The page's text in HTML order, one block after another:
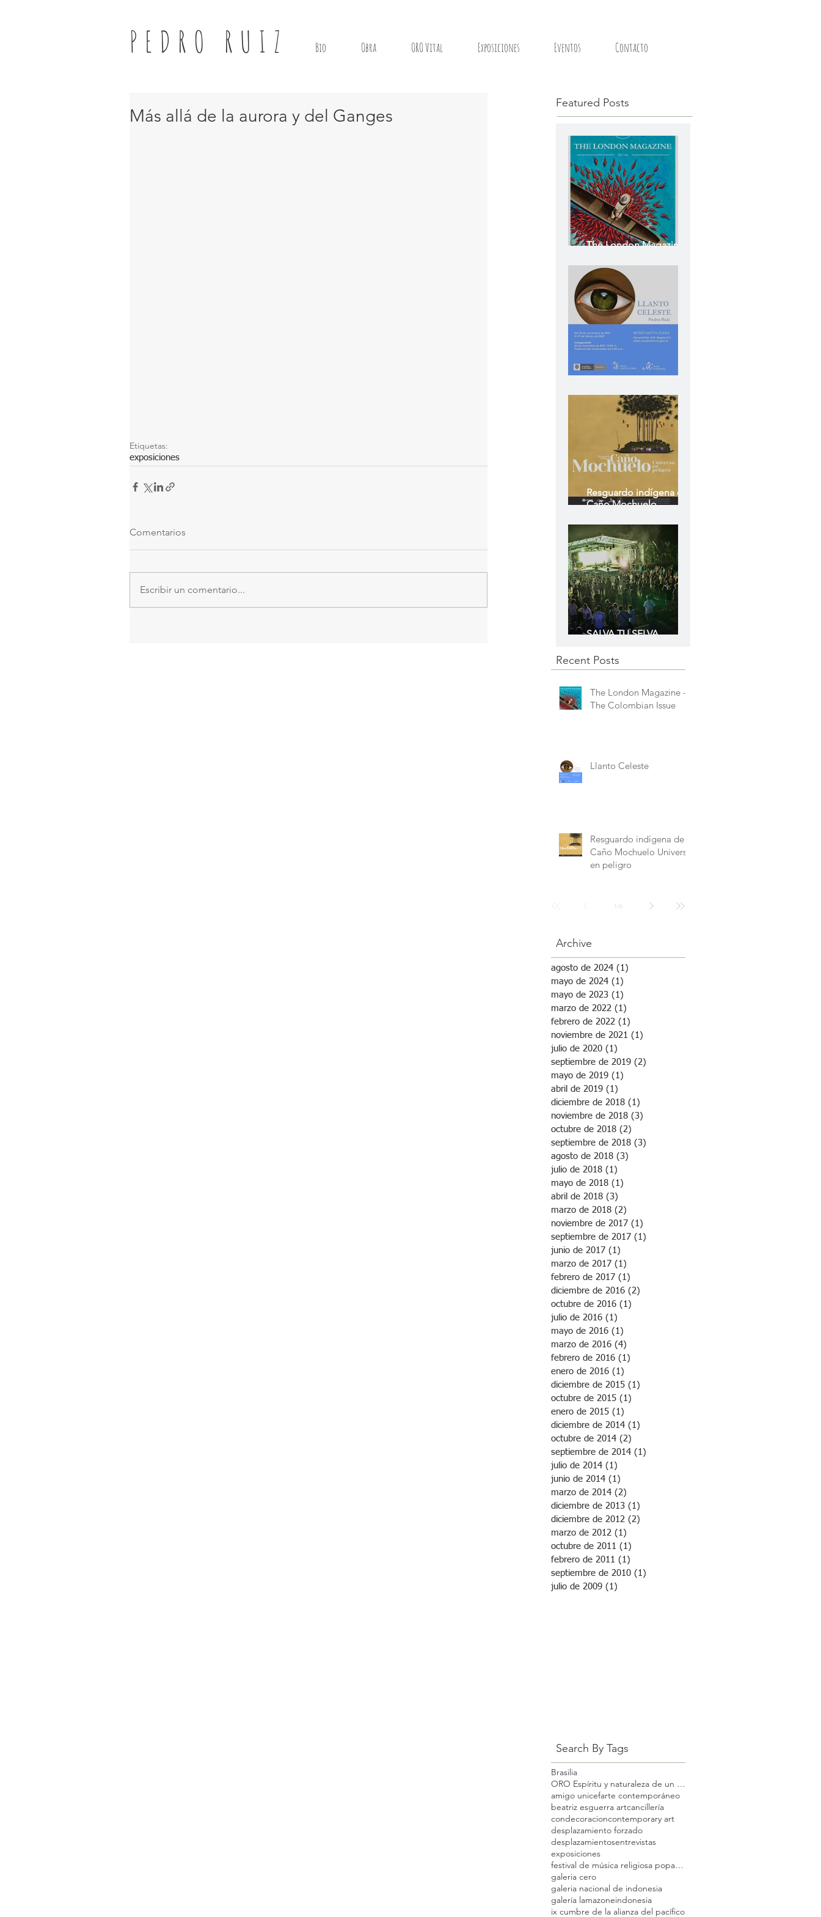
PEDRO RUIZ Bio Obra ORO Vital Exposiciones Eventos Contacto
Más allá de la aurora y del Ganges
Etiquetas:
exposiciones
Comentarios
Escribir un comentario...
Featured Posts
The London Magazine -
Resguardo indígena de
Caño Mochuelo
SALVA TU SELVA
Recent Posts
The London Magazine -
The Colombian Issue
Llanto Celeste
Resguardo indígena de
Caño Mochuelo Universo
en peligro
1 /6
Archive
agosto de 2024 (1)
mayo de 2024 (1)
mayo de 2023 (1)
marzo de 2022 (1)
febrero de 2022 (1)
noviembre de 2021 (1)
julio de 2020 (1)
septiembre de 2019 (2)
mayo de 2019 (1)
abril de 2019 (1)
diciembre de 2018 (1)
noviembre de 2018 (3)
octubre de 2018 (2)
septiembre de 2018 (3)
agosto de 2018 (3)
julio de 2018 (1)
mayo de 2018 (1)
abril de 2018 (3)
marzo de 2018 (2)
noviembre de 2017 (1)
septiembre de 2017 (1)
junio de 2017 (1)
marzo de 2017 (1)
febrero de 2017 (1)
diciembre de 2016 (2)
octubre de 2016 (1)
julio de 2016 (1)
mayo de 2016 (1)
marzo de 2016 (4)
febrero de 2016 (1)
enero de 2016 (1)
diciembre de 2015 (1)
octubre de 2015 (1)
enero de 2015 (1)
diciembre de 2014 (1)
octubre de 2014 (2)
septiembre de 2014 (1)
julio de 2014 (1)
junio de 2014 (1)
marzo de 2014 (2)
diciembre de 2013 (1)
diciembre de 2012 (2)
marzo de 2012 (1)
octubre de 2011 (1)
febrero de 2011 (1)
septiembre de 2010 (1)
julio de 2009 (1)
Search By Tags
Brasilia
ORO Espíritu y naturaleza de un territorio
amigo unicefarte contemporáneo
beatriz esguerra artcancillería
condecoracioncontemporary art
desplazamiento forzado
desplazamientosentrevistas
exposiciones
festival de música religiosa popayán
galeria cero
galeria nacional de indonesia
galería lamazoneindonesia
ix cumbre de la alianza del pacífico